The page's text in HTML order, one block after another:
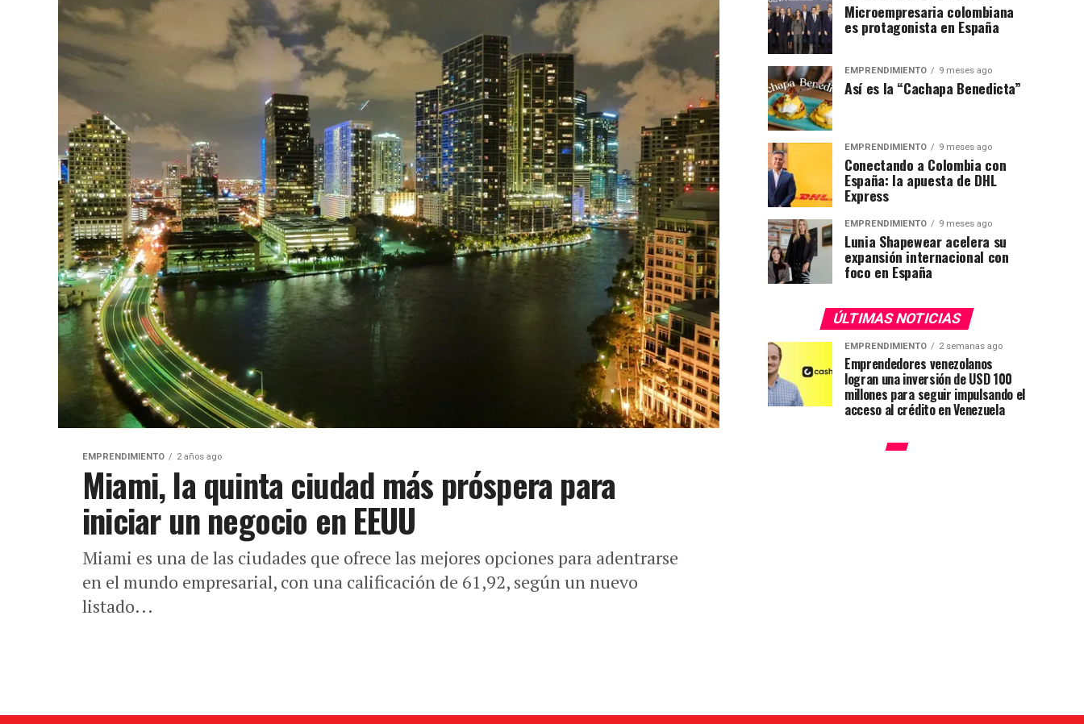
EMPRENDIMIENTO 2 años ago
Miami, la quinta ciudad más próspera para
iniciar un negocio en EEUU
Miami es una de las ciudades que ofrece las mejores opciones para adentrarse
en el mundo empresarial, con una calificación de 61,92, según un nuevo
listado...
Microempresaria colombiana
es protagonista en España
EMPRENDIMIENTO 9 meses ago
Así es la “Cachapa Benedicta”
EMPRENDIMIENTO 9 meses ago
Conectando a Colombia con
España: la apuesta de DHL
Express
EMPRENDIMIENTO 9 meses ago
Lunia Shapewear acelera su
expansión internacional con
foco en España
ÚLTIMAS NOTICIAS
EMPRENDIMIENTO 2 semanas ago
Emprendedores venezolanos
logran una inversión de USD 100
millones para seguir impulsando el
acceso al crédito en Venezuela